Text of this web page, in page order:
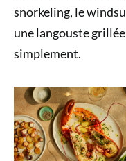
snorkeling, le
une langouste
simplement.